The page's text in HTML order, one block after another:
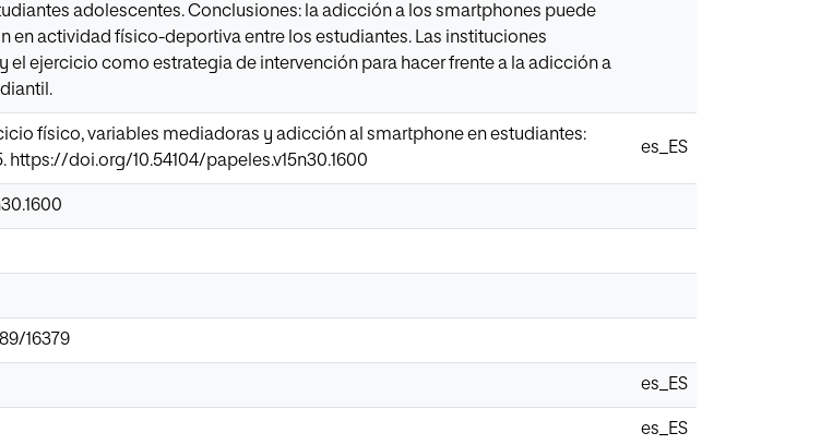
adolescentes. Conclusiones: la adicción a los smartphones puede
en actividad físico-deportiva entre los estudiantes. Las instituciones
el ejercicio como estrategia de intervención para hacer frente a la adicción a
físico, variables mediadoras y adicción al smartphone en estudiantes:
https://doi.org/10.54104/papeles.v15n30.1600
es_ES
16379
es_ES
es_ES